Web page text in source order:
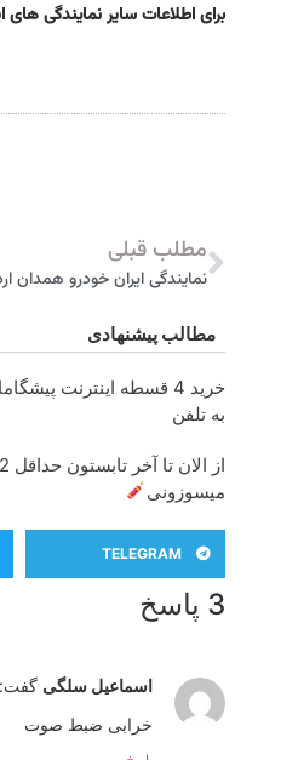
برای اطلاعات سایر نمایندگی
مطلب قبلی
نمایندگی ایران خودرو همدان
مطالب پیشنهادی
خرید 4 قسطه اینترنت پیشگامان
به تلفن
میسوزونی
TELEGRAM
3 پاسخ
اسماعیل سلگی گفت:
خرابی ضبط صوت